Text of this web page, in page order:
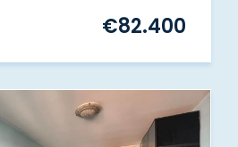
€82.400